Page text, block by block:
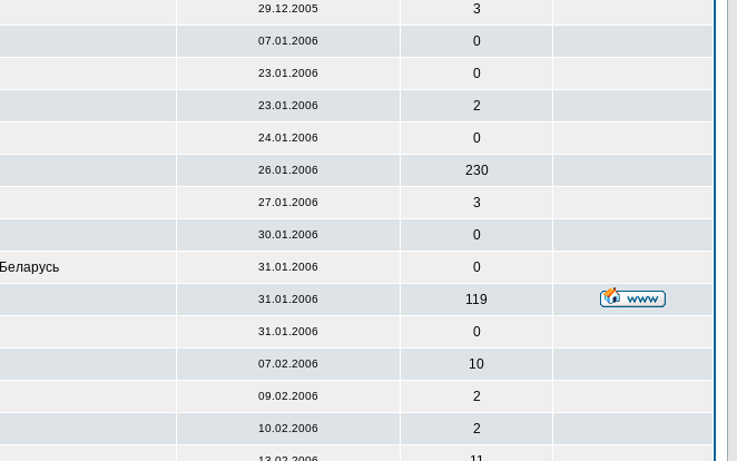
29.12.2005 3
07.01.2006 0
23.01.2006 0
23.01.2006 2
24.01.2006 0
26.01.2006 230
27.01.2006 3
30.01.2006 0
Беларусь 31.01.2006 0
31.01.2006 119
31.01.2006 0
07.02.2006 10
09.02.2006 2
10.02.2006 2